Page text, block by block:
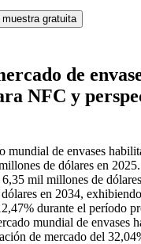
muestra gratuita
de
NFC y
mundial de envases
de dólares en
mil millones de
en 2034,
durante el período
mundial de envases
de mercado del